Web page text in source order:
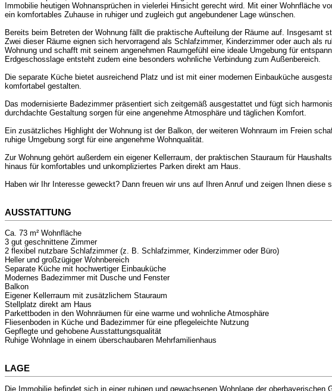
Immobilie heutigen Wohnansprüchen in vielerlei Hinsicht gerecht wird. Mit einer Wohnfläche
ein komfortables Zuhause in ruhiger und zugleich gut angebundener Lage wünschen.
Bereits beim Betreten der Wohnung fällt die praktische Aufteilung der Räume auf.
Zwei dieser Räume eignen sich hervorragend als Schlafzimmer, Kinderzimmer oder auch als
Wohnung und schafft mit seinem angenehmen Raumgefühl eine ideale Umgebung für
Erdgeschosslage entsteht zudem eine besonders wohnliche Verbindung zum Außenbereich.
Die separate Küche bietet ausreichend Platz und ist mit einer modernen Einbauküche
komfortabel gestalten.
Das modernisierte Badezimmer präsentiert sich zeitgemäß ausgestattet und fügt sich
durchdachte Gestaltung sorgen für eine angenehme Atmosphäre und täglichen Komfort.
Ein zusätzliches Highlight der Wohnung ist der Balkon, der weiteren Wohnraum im Freien
ruhige Umgebung sorgt für eine angenehme Wohnqualität.
Zur Wohnung gehört außerdem ein eigener Kellerraum, der praktischen Stauraum für
hinaus für komfortables und unkompliziertes Parken direkt am Haus.
Haben wir Ihr Interesse geweckt? Dann freuen wir uns auf Ihren Anruf und zeigen Ihnen
AUSSTATTUNG
Ca. 73 m² Wohnfläche
3 gut geschnittene Zimmer
2 flexibel nutzbare Schlafzimmer (z. B. Schlafzimmer, Kinderzimmer oder Büro)
Heller und großzügiger Wohnbereich
Separate Küche mit hochwertiger Einbauküche
Modernes Badezimmer mit Dusche und Fenster
Balkon
Eigener Kellerraum mit zusätzlichem Stauraum
Stellplatz direkt am Haus
Parkettboden in den Wohnräumen für eine warme und wohnliche Atmosphäre
Fliesenboden in Küche und Badezimmer für eine pflegeleichte Nutzung
Gepflegte und gehobene Ausstattungsqualität
Ruhige Wohnlage in einem überschaubaren Mehrfamilienhaus
LAGE
Die Immobilie befindet sich in einer ruhigen und gewachsenen Wohnlage der